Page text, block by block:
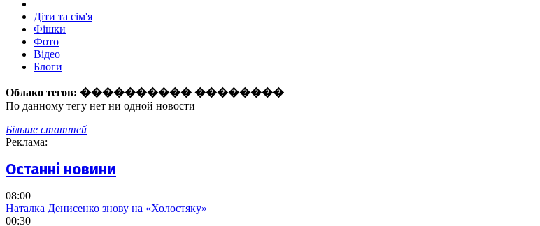
Діти та сім'я
Фішки
Фото
Відео
Блоги
Облако тегов: ���������� ��������
По данному тегу нет ни одной новости
Більше статтей
Реклама:
Останні новини
08:00
Наталка Денисенко знову на «Холостяку»
00:30